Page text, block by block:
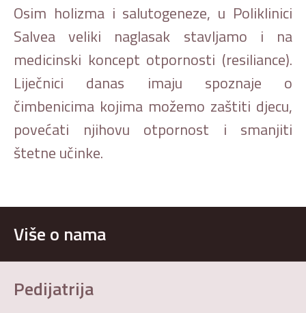
Osim holizma i salutogeneze, u Poliklinici
Salvea veliki naglasak stavljamo i na
medicinski koncept otpornosti (resiliance).
Liječnici danas imaju spoznaje o
čimbenicima kojima možemo zaštiti djecu,
povećati njihovu otpornost i smanjiti
štetne učinke.
Više o nama
Pedijatrija